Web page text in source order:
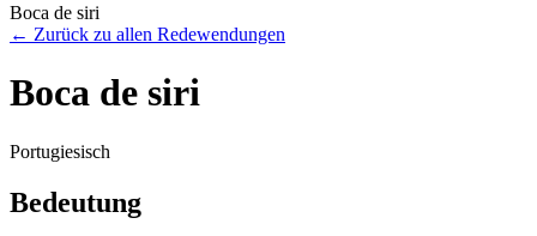
Boca de siri
← Zurück zu allen Redewendungen
Boca de siri
Portugiesisch
Bedeutung